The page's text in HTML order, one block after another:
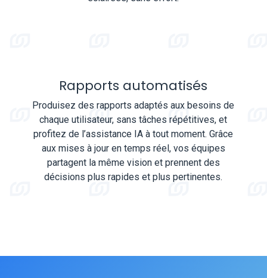
Rapports automatisés
Produisez des rapports adaptés aux besoins de
chaque utilisateur, sans tâches répétitives, et
profitez de l’assistance IA à tout moment. Grâce
aux mises à jour en temps réel, vos équipes
partagent la même vision et prennent des
décisions plus rapides et plus pertinentes.